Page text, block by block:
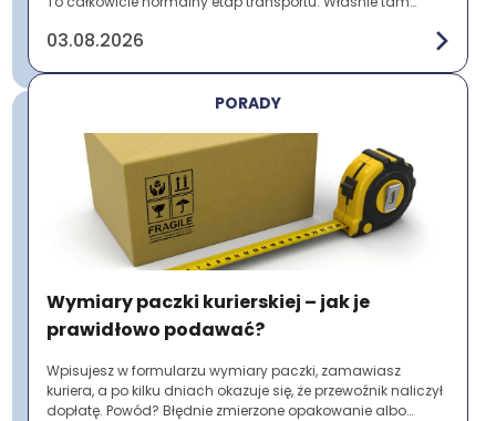
03.08.2026
PORADY
Wymiary paczki kurierskiej – jak je
prawidłowo podawać?
Wpisujesz w formularzu wymiary paczki, zamawiasz
kuriera, a po kilku dniach okazuje się, że przewoźnik naliczył
dopłatę. Powód? Błędnie zmierzone opakowanie albo